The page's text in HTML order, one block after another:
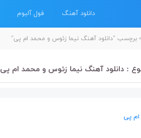
دانلود آهنگ فول آلبوم
برچسب "دانلود آهنگ نیما زئوس و محمد ام پی"
: دانلود آهنگ نیما زئوس و محمد ام پی